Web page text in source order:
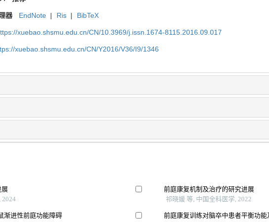
器 EndNote | Ris | BibTeX
xuebao.shsmu.edu.cn/CN/10.3969/j.issn.1674-8115.2016.09.017
xuebao.shsmu.edu.cn/CN/Y2016/V36/I9/1346
展
2024
渐进性前庭功能障碍
前庭康复机制及治疗的研究进展
祁晓媛 等, 中国全科医学, 2022
前庭康复训练对脑卒中患者平衡功